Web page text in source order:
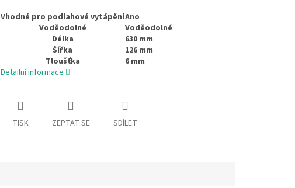
Vhodné pro podlahové vytápěníAno
Voděodolné
Voděodolné
Délka
630 mm
Šířka
126 mm
Tloušťka
6 mm
Detailní informace
TISK ZEPTAT SE SDÍLET